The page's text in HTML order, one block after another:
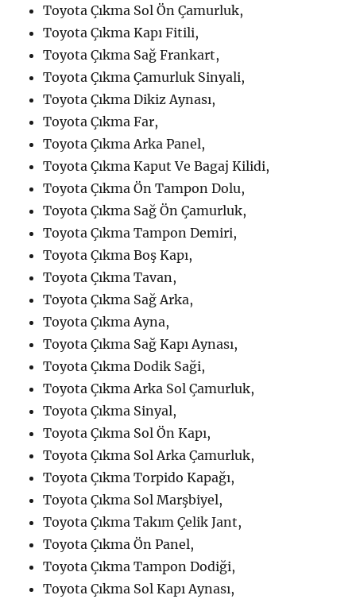
Toyota Çıkma Sol Ön Çamurluk,
Toyota Çıkma Kapı Fitili,
Toyota Çıkma Sağ Frankart,
Toyota Çıkma Çamurluk Sinyali,
Toyota Çıkma Dikiz Aynası,
Toyota Çıkma Far,
Toyota Çıkma Arka Panel,
Toyota Çıkma Kaput Ve Bagaj Kilidi,
Toyota Çıkma Ön Tampon Dolu,
Toyota Çıkma Sağ Ön Çamurluk,
Toyota Çıkma Tampon Demiri,
Toyota Çıkma Boş Kapı,
Toyota Çıkma Tavan,
Toyota Çıkma Sağ Arka,
Toyota Çıkma Ayna,
Toyota Çıkma Sağ Kapı Aynası,
Toyota Çıkma Dodik Saği,
Toyota Çıkma Arka Sol Çamurluk,
Toyota Çıkma Sinyal,
Toyota Çıkma Sol Ön Kapı,
Toyota Çıkma Sol Arka Çamurluk,
Toyota Çıkma Torpido Kapağı,
Toyota Çıkma Sol Marşbiyel,
Toyota Çıkma Takım Çelik Jant,
Toyota Çıkma Ön Panel,
Toyota Çıkma Tampon Dodiği,
Toyota Çıkma Sol Kapı Aynası,